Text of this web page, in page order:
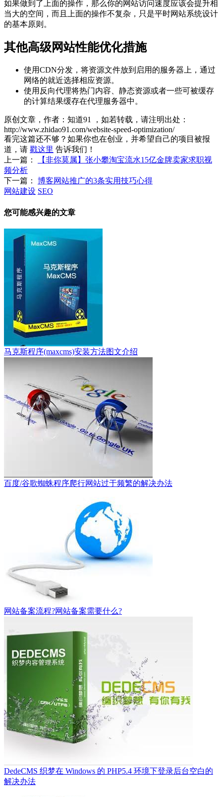
如果做到了上面的操作，那么你的网站访问速度应该会提升相
当大的空间，而且上面的操作不复杂，只是平时网站系统设计
的基本原则。
其他高级网站性能优化措施
使用CDN分发，将资源文件放到启用的服务器上，通过
网络的就近选择相应资源。
使用反向代理将热门内容、静态资源或者一些可被缓存
的计算结果缓存在代理服务器中。
原创文章，作者：知道91
，如若转载，请注明出处：
http://www.zhidao91.com/website-speed-optimization/
看完这篇还不够？如果你也在创业，并希望自己的项目被报
道，请 戳这里 告诉我们！
上一篇：
【非你莫属】张小攀淘宝流水15亿金牌卖家求职视
频分析
下一篇：
博客网站推广的3条实用技巧心得
网站建设 SEO
您可能感兴趣的文章
马克斯程序(maxcms)安装方法图文介绍
百度/谷歌蜘蛛程序爬行网站过于频繁的解决办法
网站备案流程?网站备案需要什么?
DedeCMS 织梦在 Windows 的 PHP5.4 环境下登录后台空白的
解决办法